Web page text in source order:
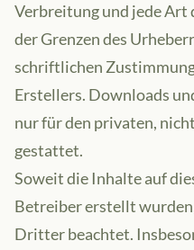
Verbreitung und jede
der Grenzen des
schriftlichen
Erstellers. Downloads
nur für den privaten,
gestattet.
Soweit die Inhalte auf
Betreiber erstellt
Dritter beachtet.